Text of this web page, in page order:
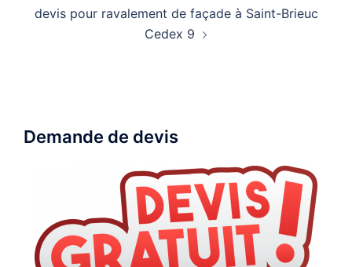
d’article
devis pour ravalement de façade à Saint-Brieuc
Cedex 9
Demande de devis